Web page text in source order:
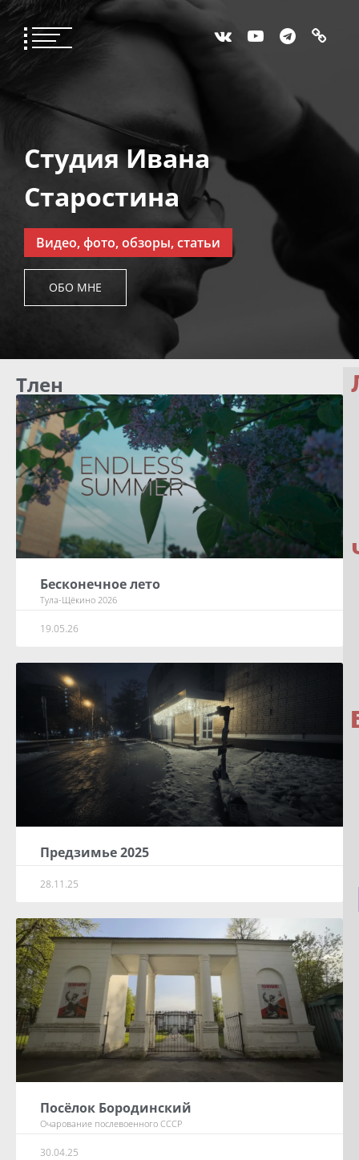
Студия Ивана
Старостина
Видео, фото, обзоры, статьи
ОБО МНЕ
Тлен
Бесконечное лето
Тула-Щёкино 2026
19.05.26
Предзимье 2025
28.11.25
Посёлок Бородинский
Очарование послевоенного СССР
30.04.25